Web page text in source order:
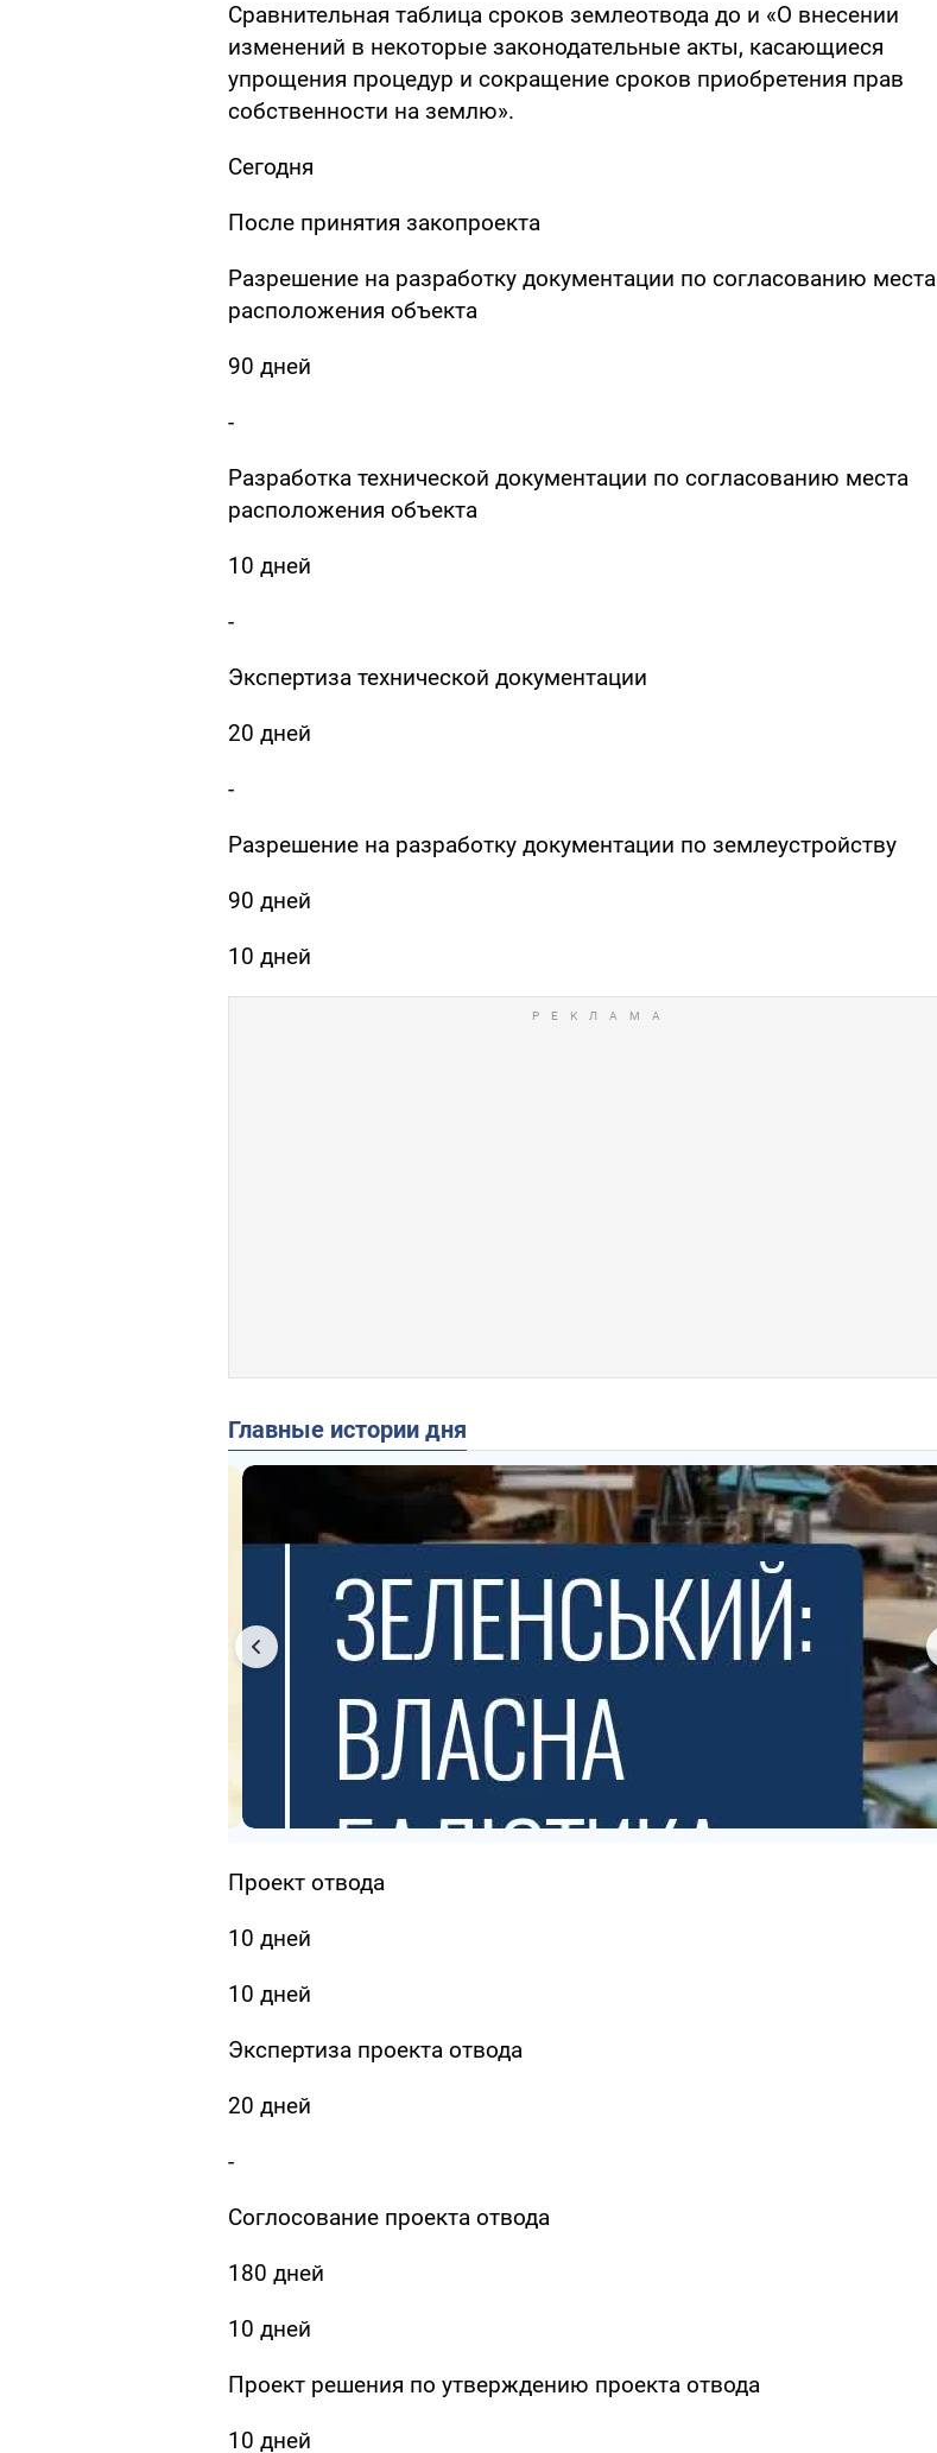
Сравнительная таблица сроков землеотвода до и «О внесении
изменений в некоторые законодательные акты, касающиеся
упрощения процедур и сокращение сроков приобретения прав
собственности на землю».
Сегодня
После принятия закопроекта
Разрешение на разработку документации по согласованию места
расположения объекта
90 дней
-
Разработка технической документации по согласованию места
расположения объекта
10 дней
-
Экспертиза технической документации
20 дней
-
Разрешение на разработку документации по землеустройству
90 дней
10 дней
Главные истории дня
Проект отвода
10 дней
10 дней
Экспертиза проекта отвода
20 дней
-
Соглосование проекта отвода
180 дней
10 дней
Проект решения по утверждению проекта отвода
10 дней